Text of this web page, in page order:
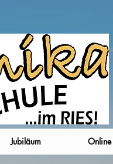
Jubiläum Online